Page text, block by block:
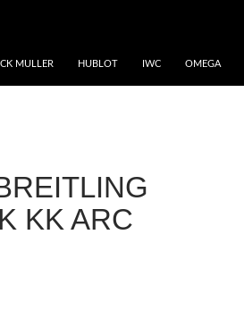
MULLER HUBLOT IWC OMEGA
KK ARC